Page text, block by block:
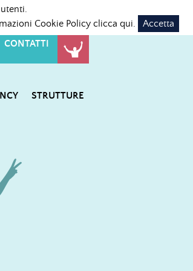
Cookie Policy clicca qui.
Accetta
CONTATTI
STRUTTURE